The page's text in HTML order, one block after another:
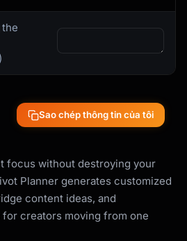
Sao chép thông tin của tôi
focus without destroying your
Planner generates customized
content ideas, and
creators moving from one